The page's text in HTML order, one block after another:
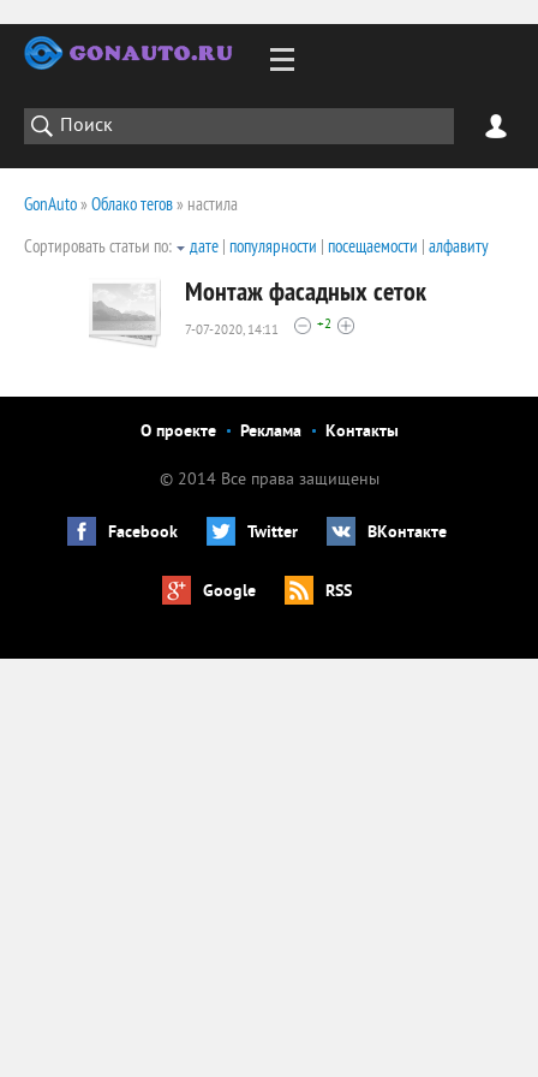
GonAuto» Облако тегов» настила
Сортировать статьи по:
дате | популярности | посещаемости | алфавиту
Монтаж фасадных сеток
7-07-2020, 14:11 +2
О проекте Реклама Контакты
© 2014 Все права защищены
Facebook Twitter ВКонтакте
Google RSS